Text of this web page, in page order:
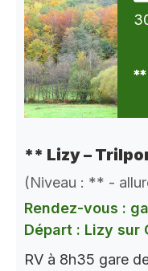
** Lizy –
(Niveau : ** -
Rendez-vous :
Départ : Lizy sur
RV à 8h35 gare